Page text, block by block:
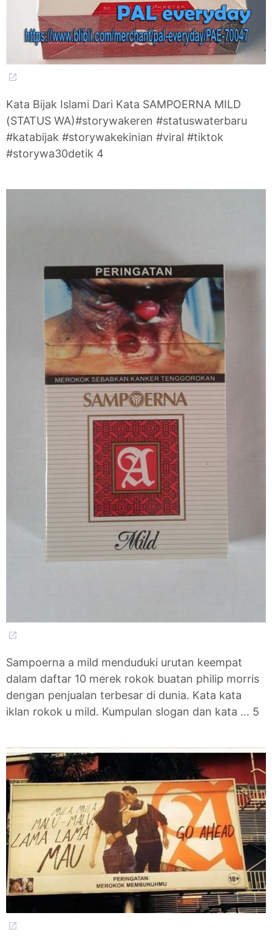
Kata Bijak Islami Dari Kata SAMPOERNA MILD
(STATUS WA)#storywakeren #statuswaterbaru
#katabijak #storywakekinian #viral #tiktok
#storywa30detik 4
Sampoerna a mild menduduki urutan keempat
dalam daftar 10 merek rokok buatan philip morris
dengan penjualan terbesar di dunia. Kata kata
iklan rokok u mild. Kumpulan slogan dan kata … 5